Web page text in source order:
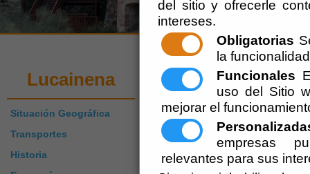
del sitio y ofrecerle
intereses.
Obligatorias
la
Funcionales
uso del Sitio
mejorar el
empresas
relevantes para sus
Lucainena
Situación Geográfica
Transportes
Historia
Gastronomía de
Escuchar
Gastronomía:
Gurullos de conejo. Pelotas de maíz.
calabazas. Potaje de trigo. Jormigones.